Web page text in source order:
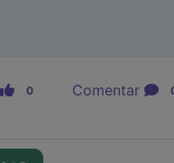
0 Comentar